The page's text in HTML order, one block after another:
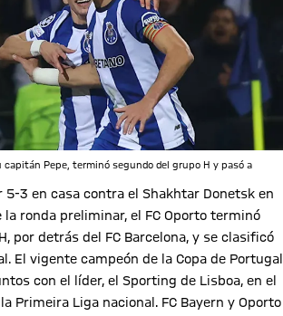
capitán Pepe, terminó segundo del grupo H y pasó a
5-3 en casa contra el Shakhtar Donetsk en
la ronda preliminar, el FC Oporto terminó
por detrás del FC Barcelona, y se clasificó
El vigente campeón de la Copa de Portugal
con el líder, el Sporting de Lisboa, en el
Primeira Liga nacional. FC Bayern y Oporto